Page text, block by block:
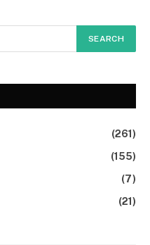
(261)
(155)
(7)
(21)